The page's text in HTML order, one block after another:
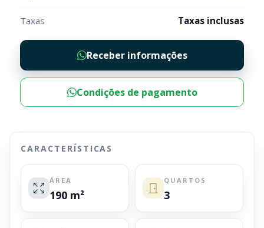
Taxas Taxas inclusas
Receber informações
Condições de pagamento
CARACTERÍSTICAS
ÁREA
190 m²
QUARTOS
3